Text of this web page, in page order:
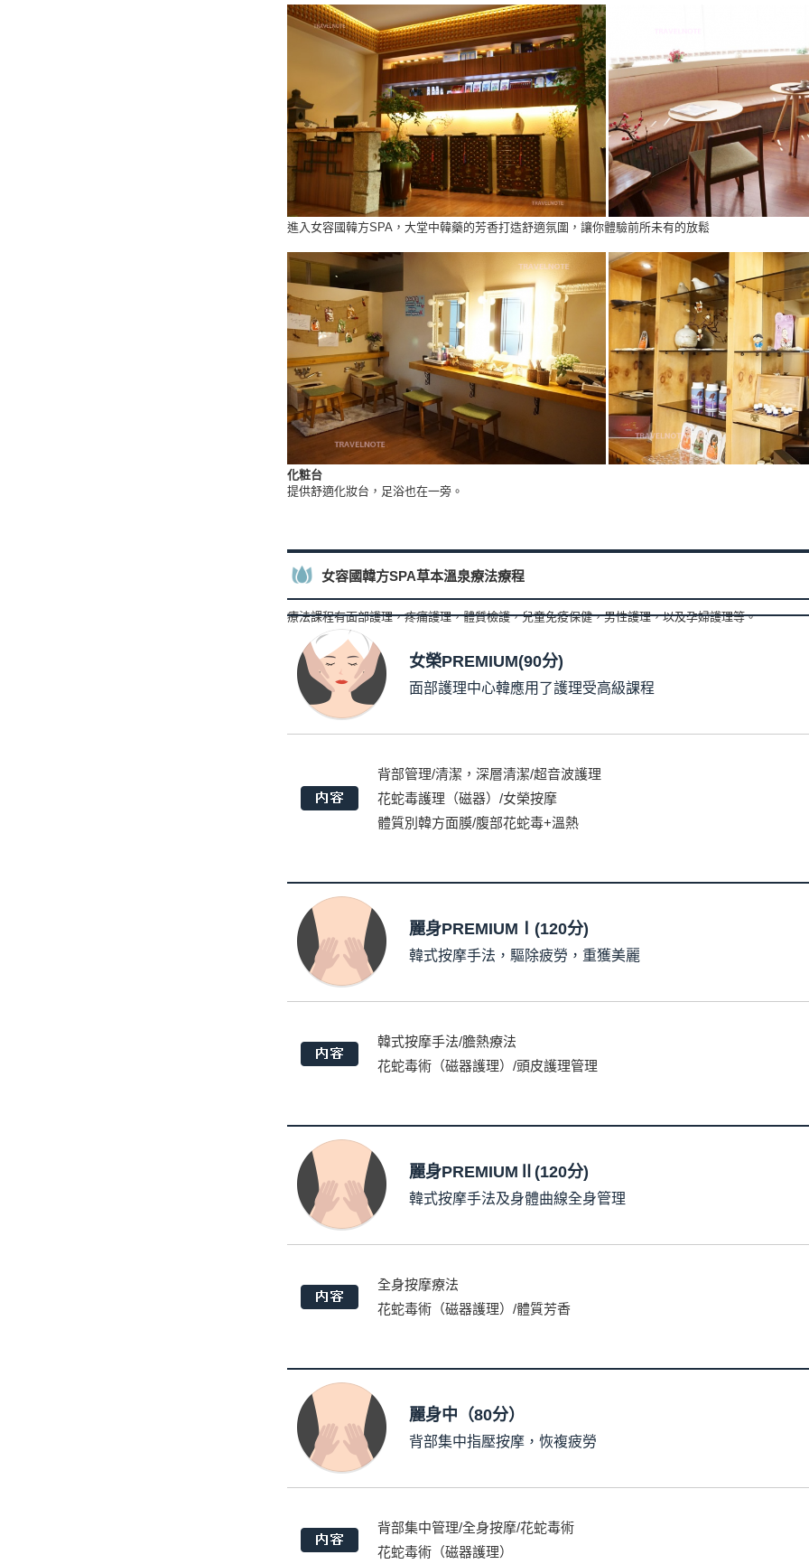
進入女容國韓方SPA，大堂中韓藥的芳香打造舒適氛圍，讓你體驗前所未有的放鬆
化粧台
提供舒適化妝台，足浴也在一旁。
女容國韓方SPA草本溫泉療法療程
療法課程有面部護理，疼痛護理，體質檢護，兒童免疫保健，男性護理，以及孕婦護理等。
女榮PREMIUM(90分)
面部護理中心韓應用了護理受高級課程
背部管理/清潔，深層清潔/超音波護理
花蛇毒護理（磁器）/女榮按摩
體質別韓方面膜/腹部花蛇毒+溫熱
麗身PREMIUMⅠ(120分)
韓式按摩手法，驅除疲勞，重獲美麗
韓式按摩手法/膽熱療法
花蛇毒術（磁器護理）/頭皮護理管理
麗身PREMIUMⅡ(120分)
韓式按摩手法及身體曲線全身管理
全身按摩療法
花蛇毒術（磁器護理）/體質芳香
麗身中（80分）
背部集中指壓按摩，恢複疲勞
背部集中管理/全身按摩/花蛇毒術
花蛇毒術（磁器護理）